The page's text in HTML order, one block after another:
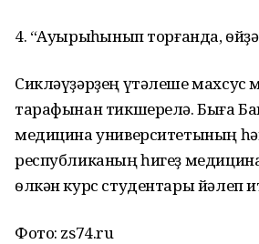
4. “Ауырыҡһынып торғанда, ѳйҙә
Сикләүҙәрҙең үтәлеше махсус
тарафынан тикшерелә. Быға
медицина университетының
республиканың һигеҙ
ѳлкән курс студентары йәлеп
Фото: zs74.ru